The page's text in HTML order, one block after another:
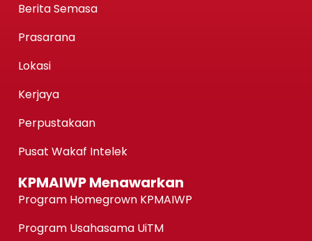
Berita Semasa
Prasarana
Lokasi
Kerjaya
Perpustakaan
Pusat Wakaf Intelek
KPMAIWP Menawarkan
Program Homegrown KPMAIWP
Program Usahasama UiTM